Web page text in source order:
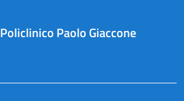
Policlinico Paolo Giaccone